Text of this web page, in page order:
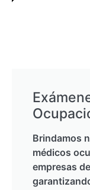
Brindamos
médicos
empresas